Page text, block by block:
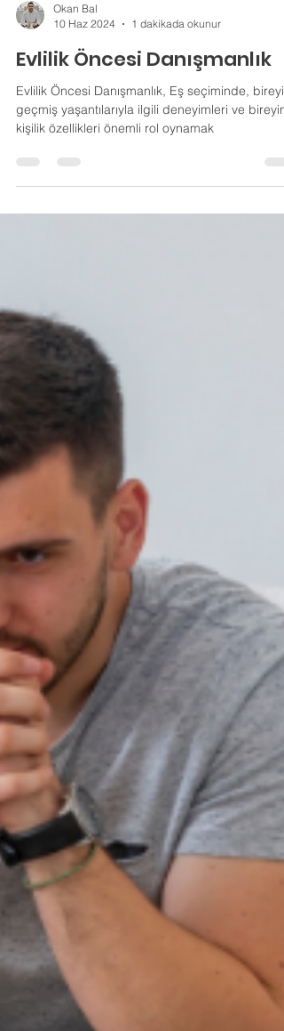
10 Haz 2024
1 dakikada okunur
Evlilik Öncesi Danışmanlık
Evlilik Öncesi Danışmanlık, Eş seçiminde, bireyin
kişilik özellikleri önemli rol oynamak